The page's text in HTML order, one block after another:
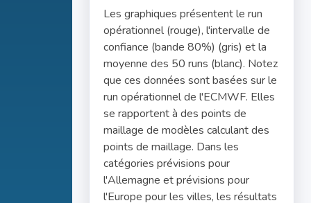
Les graphiques présentent le run
opérationnel (rouge), l'intervalle de
confiance (bande 80%) (gris) et la
moyenne des 50 runs (blanc). Notez
que ces données sont basées sur le
run opérationnel de l'ECMWF. Elles
se rapportent à des points de
maillage de modèles calculant des
points de maillage. Dans les
catégories prévisions pour
l'Allemagne et prévisions pour
l'Europe pour les villes, les résultats